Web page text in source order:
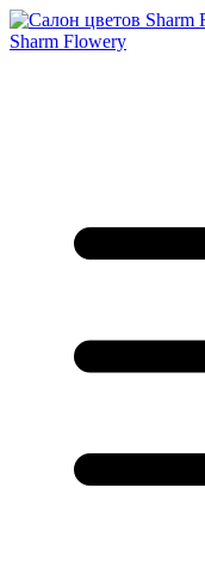
Sharm Flowery